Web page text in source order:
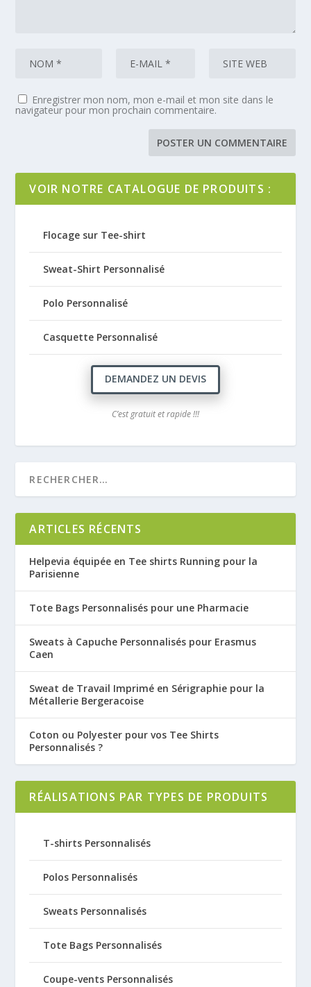
Enregistrer mon nom, mon e-mail et mon site dans le
navigateur pour mon prochain commentaire.
VOIR NOTRE CATALOGUE DE PRODUITS :
Flocage sur Tee-shirt
Sweat-Shirt Personnalisé
Polo Personnalisé
Casquette Personnalisé
DEMANDEZ UN DEVIS
C’est gratuit et rapide !!!
ARTICLES RÉCENTS
Helpevia équipée en Tee shirts Running pour la
Parisienne
Tote Bags Personnalisés pour une Pharmacie
Sweats à Capuche Personnalisés pour Erasmus
Caen
Sweat de Travail Imprimé en Sérigraphie pour la
Métallerie Bergeracoise
Coton ou Polyester pour vos Tee Shirts
Personnalisés ?
RÉALISATIONS PAR TYPES DE PRODUITS
T-shirts Personnalisés
Polos Personnalisés
Sweats Personnalisés
Tote Bags Personnalisés
Coupe-vents Personnalisés